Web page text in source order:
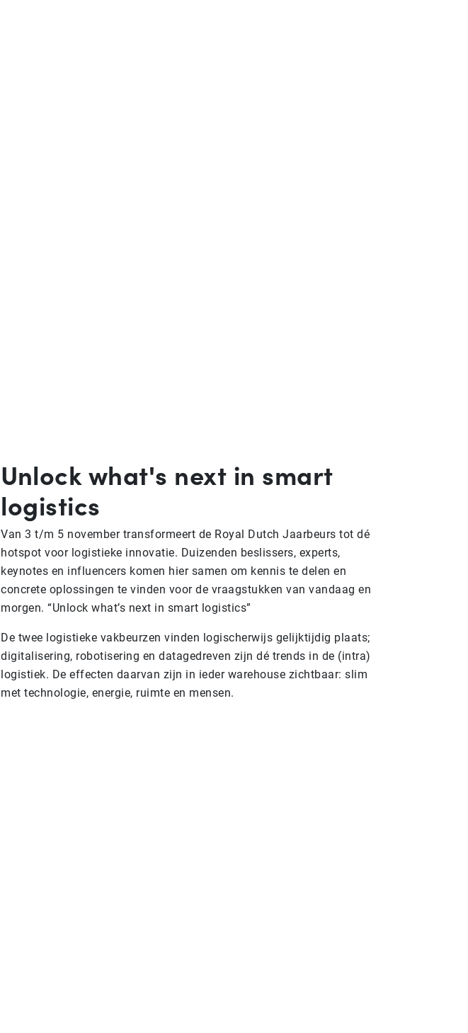
Unlock what's next in smart
logistics
Van 3 t/m 5 november transformeert de Royal Dutch Jaarbeurs tot dé
hotspot voor logistieke innovatie. Duizenden beslissers, experts,
keynotes en influencers komen hier samen om kennis te delen en
concrete oplossingen te vinden voor de vraagstukken van vandaag en
morgen. “Unlock what’s next in smart logistics”
De twee logistieke vakbeurzen vinden logischerwijs gelijktijdig plaats;
digitalisering, robotisering en datagedreven zijn dé trends in de (intra)
logistiek. De effecten daarvan zijn in ieder warehouse zichtbaar: slim
met technologie, energie, ruimte en mensen.